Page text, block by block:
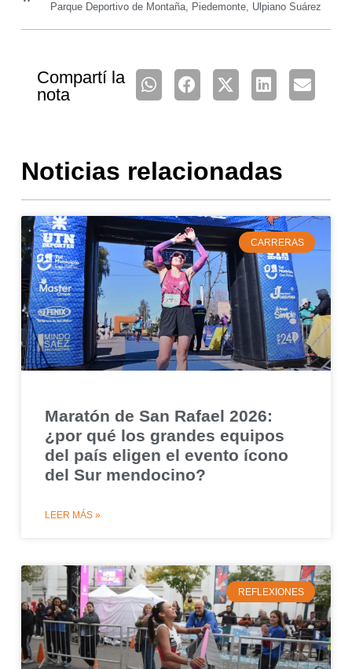
Parque Deportivo de Montaña, Piedemonte, Ulpiano Suárez
Compartí la
nota
Noticias relacionadas
CARRERAS
Maratón de San Rafael 2026:
¿por qué los grandes equipos
del país eligen el evento ícono
del Sur mendocino?
LEER MÁS »
REFLEXIONES